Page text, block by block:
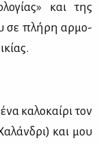
και της
σε πλή­ρη αρ­μο­
κα­λο­καί­ρι τον
και μου